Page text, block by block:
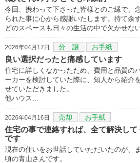
今回、携わって下さった皆様とのご縁で、
られた事に心から感謝いたします。持て余
どのスペースも日々の生活の中で欠かせな
2026年04月17日 分 譲 お手紙
良い選択だったと痛感しています
住宅に詳しくなかったため、費用と品質の
ーカーを検討していた際に、知人から紹介
せていただきました。
他ハウス…
2026年04月16日 売却 お手紙
住宅の事で連絡すれば、全て解決し
です
現在の住いをお世話していただいたのが、
頃の青山さんです。